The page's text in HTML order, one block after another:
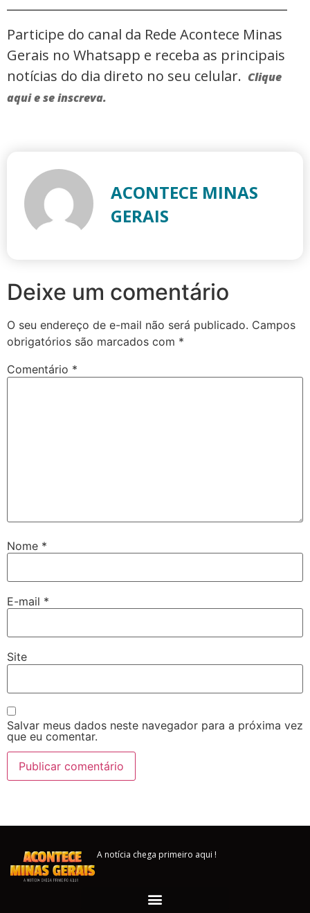
Participe do canal da Rede Acontece Minas
Gerais no Whatsapp e receba as principais
notícias do dia direto no seu celular. Clique
aqui e se inscreva.
ACONTECE MINAS
GERAIS
Deixe um comentário
O seu endereço de e-mail não será publicado. Campos
obrigatórios são marcados com *
Comentário *
Nome *
E-mail *
Site
Salvar meus dados neste navegador para a próxima vez
que eu comentar.
A notícia chega primeiro aqui !